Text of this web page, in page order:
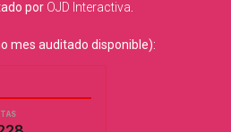
por OJD Interactiva
mes auditado disponible):